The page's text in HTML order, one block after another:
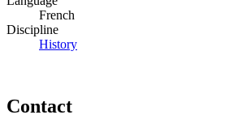
French
Discipline
History
Contact